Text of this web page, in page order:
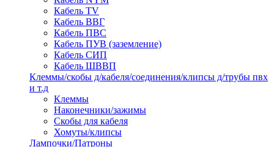
Кабель TV
Кабель ВВГ
Кабель ПВС
Кабель ПУВ (заземление)
Кабель СИП
Кабель ШВВП
Клеммы/скобы д/кабеля/соединения/клипсы д/трубы пвх
и т.д
Клеммы
Наконечники/зажимы
Скобы для кабеля
Хомуты/клипсы
Лампочки/Патроны